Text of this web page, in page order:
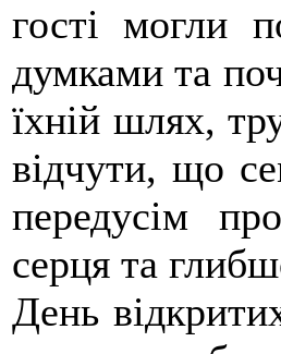
гості могли
думками та
їхній шлях,
відчути, що
передусім
серця та
День